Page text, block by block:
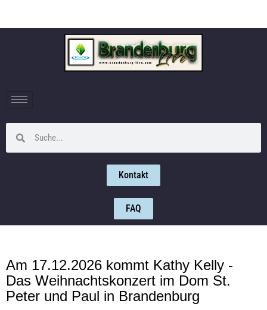
Kontakt
FAQ
Am 17.12.2026 kommt Kathy Kelly -
Das Weihnachtskonzert im Dom St.
Peter und Paul in Brandenburg